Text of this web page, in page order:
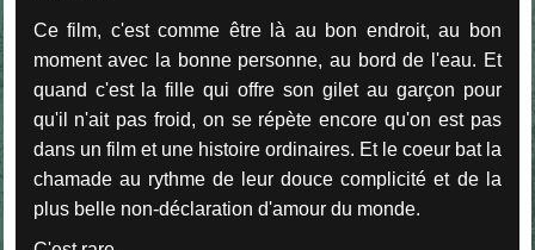
Ce film, c'est comme être là au bon endroit, au bon
moment avec la bonne personne, au bord de l'eau. Et
quand c'est la fille qui offre son gilet au garçon pour
qu'il n'ait pas froid, on se répète encore qu'on est pas
dans un film et une histoire ordinaires. Et le coeur bat la
chamade au rythme de leur douce complicité et de la
plus belle non-déclaration d'amour du monde.